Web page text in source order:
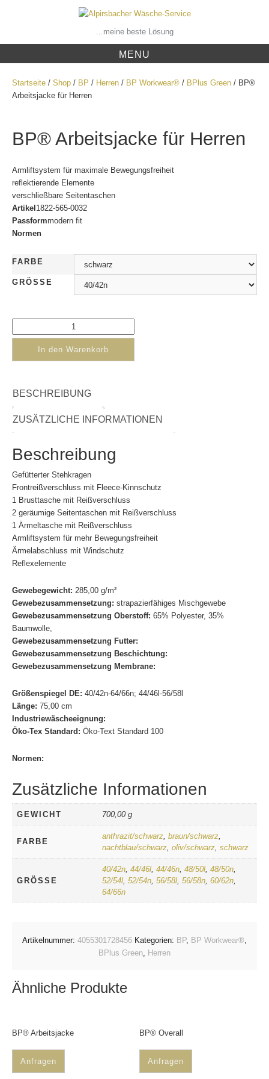
…meine beste Lösung
MENU
Startseite/ Shop/ BP / Herren/ BP Workwear®/ BPlus Green/ BP®
Arbeitsjacke für Herren
BP® Arbeitsjacke für Herren
Armliftsystem für maximale Bewegungsfreiheit
reflektierende Elemente
verschließbare Seitentaschen
Artikel 1822-565-0032
Passformmodern fit
Normen
FARBE
GRÖSSE
In den Warenkorb
BESCHREIBUNG
ZUSÄTZLICHE INFORMATIONEN
Beschreibung
Gefütterter Stehkragen
Frontreißverschluss mit Fleece-Kinnschutz
1 Brusttasche mit Reißverschluss
2 geräumige Seitentaschen mit Reißverschluss
1 Ärmeltasche mit Reißverschluss
Armliftsystem für mehr Bewegungsfreiheit
Ärmelabschluss mit Windschutz
Reflexelemente
Gewebegewicht: 285,00 g/m²
Gewebezusammensetzung: strapazierfähiges Mischgewebe
Gewebezusammensetzung Oberstoff: 65% Polyester, 35%
Baumwolle,
Gewebezusammensetzung Futter:
Gewebezusammensetzung Beschichtung:
Gewebezusammensetzung Membrane:
Größenspiegel DE: 40/42n-64/66n; 44/46l-56/58l
Länge: 75,00 cm
Industriewäscheeignung:
Öko-Tex Standard: Öko-Text Standard 100
Normen:
Zusätzliche Informationen
GEWICHT 700,00 g
FARBE
anthrazit/schwarz, braun/schwarz,
nachtblau/schwarz, oliv/schwarz, schwarz
GRÖSSE
40/42n, 44/46l, 44/46n, 48/50l, 48/50n,
52/54l, 52/54n, 56/58l, 56/58n, 60/62n,
64/66n
Artikelnummer: 4055301728456 Kategorien: BP, BP Workwear®,
BPlus Green, Herren
Ähnliche Produkte
BP® Arbeitsjacke
Anfragen
BP® Overall
Anfragen